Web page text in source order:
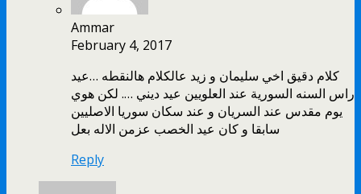
Ammar
February 4, 2017
كلام دقيق اخي سليمان و زيد عالكلام هالنقطه …عيد
راس السنه السورية عند العلويين عيد ديني …. لكن هوي
يوم مقدس عند السريان و عند سكان سوريا الاصليين
سابقا و كان عيد الخصب عزمن الاله بعل
Reply